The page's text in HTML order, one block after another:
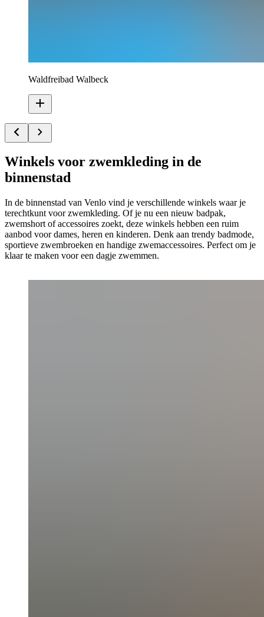
Waldfreibad Walbeck
Winkels voor zwemkleding in de
binnenstad
In de binnenstad van Venlo vind je verschillende winkels waar je
terechtkunt voor zwemkleding. Of je nu een nieuw badpak,
zwemshort of accessoires zoekt, deze winkels hebben een ruim
aanbod voor dames, heren en kinderen. Denk aan trendy badmode,
sportieve zwembroeken en handige zwemaccessoires. Perfect om je
klaar te maken voor een dagje zwemmen.